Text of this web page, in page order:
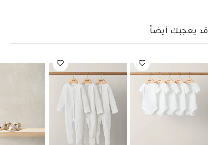
قد يعجبك أيضاً